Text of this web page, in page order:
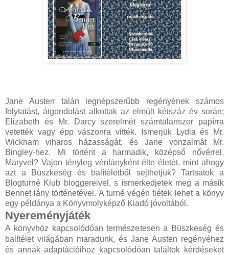
Jane Austen talán legnépszerűbb regényének számos
folytatást, átgondolást alkottak az elmúlt kétszáz év során;
Elizabeth és Mr. Darcy szerelmét számtalanszor papírra
vetették vagy épp vászonra vitték. Ismerjük Lydia és Mr.
Wickham viharos házasságát, és Jane vonzalmát Mr.
Bingley-hez. Mi történt a harmadik, középső nővérrel,
Maryvel? Vajon tényleg vénlányként élte életét, mint ahogy
azt a Büszkeség és balítéletből sejthetjük? Tartsatok a
Blogturné Klub bloggereivel, s ismerkedjetek meg a másik
Bennet lány történetével. A turné végén tiétek lehet a könyv
egy példánya a Könyvmolyképző Kiadó jóvoltából.
Nyereményjáték
A könyvhöz kapcsolódóan természetesen a Büszkeség és
balítélet világában maradunk, és Jane Austen regényéhez
és annak adaptációihoz kapcsolódóan találtok kérdéseket